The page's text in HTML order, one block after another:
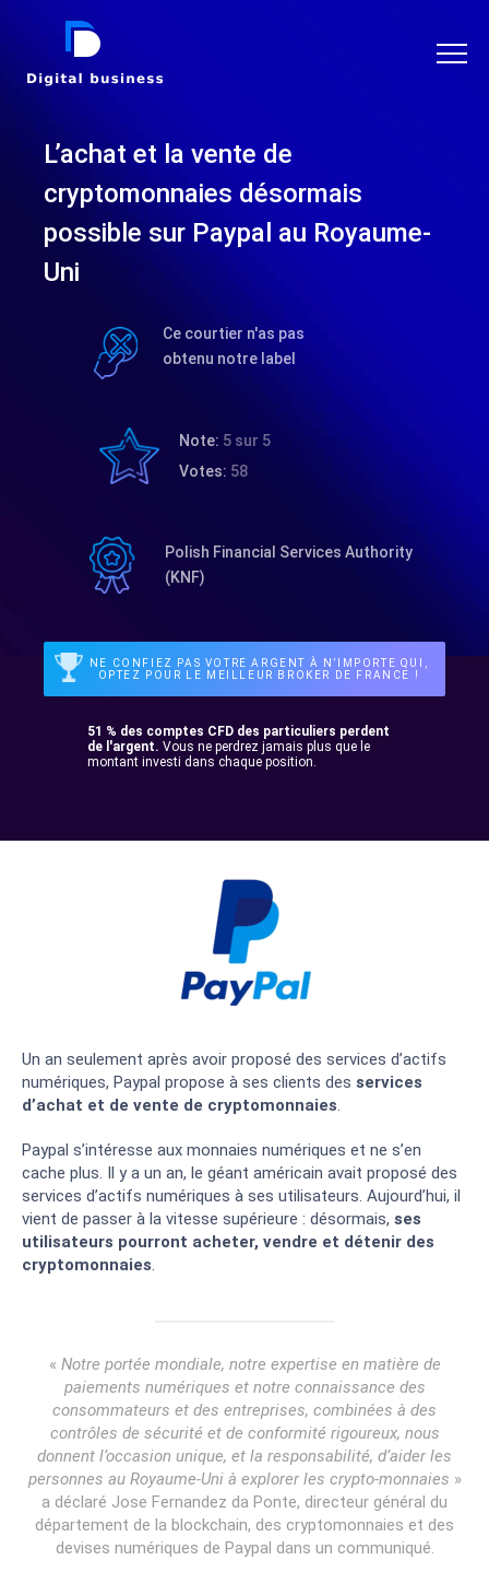
DIGITAL BUSINESS
L’achat et la vente de
cryptomonnaies désormais
possible sur Paypal au Royaume-
Uni
Ce courtier n'as pas
obtenu notre label
Note: 5 sur 5
Votes: 58
Polish Financial Services Authority
(KNF)
NE CONFIEZ PAS VOTRE ARGENT À N’IMPORTE QUI,
OPTEZ POUR LE MEILLEUR BROKER DE FRANCE !
51 % des comptes CFD des particuliers perdent
de l'argent. Vous ne perdrez jamais plus que le
montant investi dans chaque position.
Un an seulement après avoir proposé des services d’actifs
numériques, Paypal propose à ses clients des services
d’achat et de vente de cryptomonnaies.
Paypal s’intéresse aux monnaies numériques et ne s’en
cache plus. Il y a un an, le géant américain avait proposé des
services d’actifs numériques à ses utilisateurs. Aujourd’hui, il
vient de passer à la vitesse supérieure : désormais, ses
utilisateurs pourront acheter, vendre et détenir des
cryptomonnaies.
« Notre portée mondiale, notre expertise en matière de
paiements numériques et notre connaissance des
consommateurs et des entreprises, combinées à des
contrôles de sécurité et de conformité rigoureux, nous
donnent l’occasion unique, et la responsabilité, d’aider les
personnes au Royaume-Uni à explorer les crypto-monnaies »
a déclaré Jose Fernandez da Ponte, directeur général du
département de la blockchain, des cryptomonnaies et des
devises numériques de Paypal dans un communiqué.